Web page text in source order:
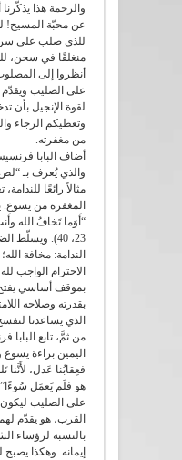
والرحمة هذا
عن محبّة المسيح!
للذي صلب على
منغلقًا في سجن،
أنظروا إلى
على الصليب
لقوة الإنجيل بأن
وتعطيكم الرجاء
من مغفرته.
أضاف البابا
والذي يُعرف بـ
مثالاً رائعًا
المغفرة من يسوع.
“أَوَما تَخافُ الله
23، 40).
الندامة: مخافة
الاحترام الواجب
بموقف أساسي يفتح
بقدرته وصلاحه
الذي يساعدنا
من ثمَّ، تابع
اليمين براءة
فعِقابُنا عَدل، لأَنَّنا
على الصليب ليكون
القرب، هو يقدّم
بالنسبة لرؤساء
إيمانه. وهكذا